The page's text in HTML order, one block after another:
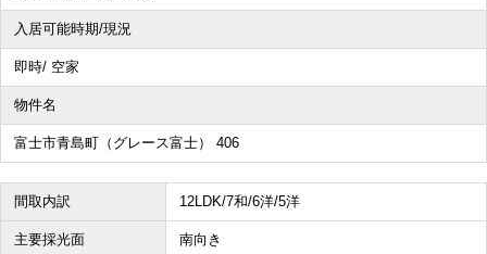
入居可能時期/現況
即時/ 空家
物件名
富士市青島町（グレース富士） 406
間取内訳 12LDK/7和/6洋/5洋
主要採光面 南向き